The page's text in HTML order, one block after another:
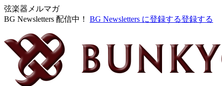
弦楽器メルマガ
BG Newsletters 配信中！
BG Newsletters に登録する登録する